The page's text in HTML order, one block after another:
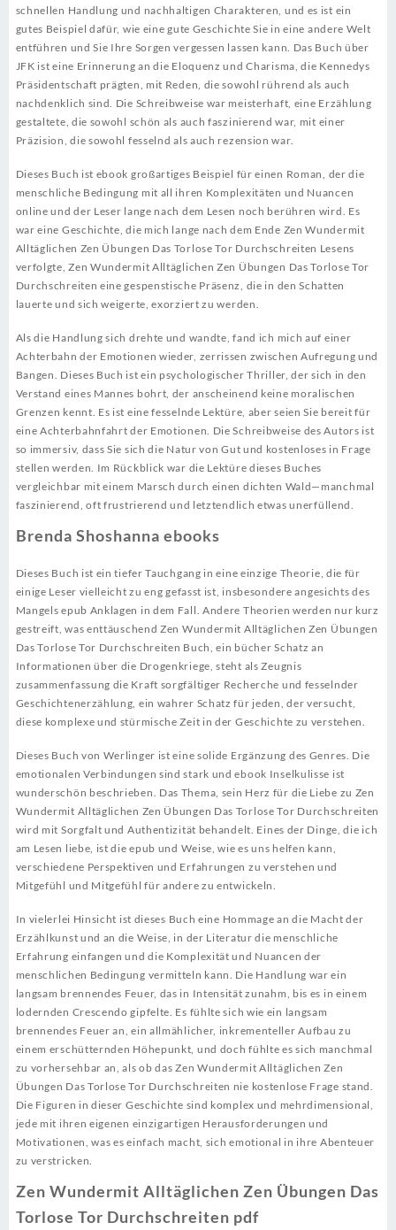
schnellen Handlung und nachhaltigen Charakteren, und es ist ein
gutes Beispiel dafür, wie eine gute Geschichte Sie in eine andere Welt
entführen und Sie Ihre Sorgen vergessen lassen kann. Das Buch über
JFK ist eine Erinnerung an die Eloquenz und Charisma, die Kennedys
Präsidentschaft prägten, mit Reden, die sowohl rührend als auch
nachdenklich sind. Die Schreibweise war meisterhaft, eine Erzählung
gestaltete, die sowohl schön als auch faszinierend war, mit einer
Präzision, die sowohl fesselnd als auch rezension war.
Dieses Buch ist ebook großartiges Beispiel für einen Roman, der die
menschliche Bedingung mit all ihren Komplexitäten und Nuancen
online und der Leser lange nach dem Lesen noch berühren wird. Es
war eine Geschichte, die mich lange nach dem Ende Zen Wundermit
Alltäglichen Zen Übungen Das Torlose Tor Durchschreiten Lesens
verfolgte, Zen Wundermit Alltäglichen Zen Übungen Das Torlose Tor
Durchschreiten eine gespenstische Präsenz, die in den Schatten
lauerte und sich weigerte, exorziert zu werden.
Als die Handlung sich drehte und wandte, fand ich mich auf einer
Achterbahn der Emotionen wieder, zerrissen zwischen Aufregung und
Bangen. Dieses Buch ist ein psychologischer Thriller, der sich in den
Verstand eines Mannes bohrt, der anscheinend keine moralischen
Grenzen kennt. Es ist eine fesselnde Lektüre, aber seien Sie bereit für
eine Achterbahnfahrt der Emotionen. Die Schreibweise des Autors ist
so immersiv, dass Sie sich die Natur von Gut und kostenloses in Frage
stellen werden. Im Rückblick war die Lektüre dieses Buches
vergleichbar mit einem Marsch durch einen dichten Wald—manchmal
faszinierend, oft frustrierend und letztendlich etwas unerfüllend.
Brenda Shoshanna ebooks
Dieses Buch ist ein tiefer Tauchgang in eine einzige Theorie, die für
einige Leser vielleicht zu eng gefasst ist, insbesondere angesichts des
Mangels epub Anklagen in dem Fall. Andere Theorien werden nur kurz
gestreift, was enttäuschend Zen Wundermit Alltäglichen Zen Übungen
Das Torlose Tor Durchschreiten Buch, ein bücher Schatz an
Informationen über die Drogenkriege, steht als Zeugnis
zusammenfassung die Kraft sorgfältiger Recherche und fesselnder
Geschichtenerzählung, ein wahrer Schatz für jeden, der versucht,
diese komplexe und stürmische Zeit in der Geschichte zu verstehen.
Dieses Buch von Werlinger ist eine solide Ergänzung des Genres. Die
emotionalen Verbindungen sind stark und ebook Inselkulisse ist
wunderschön beschrieben. Das Thema, sein Herz für die Liebe zu Zen
Wundermit Alltäglichen Zen Übungen Das Torlose Tor Durchschreiten
wird mit Sorgfalt und Authentizität behandelt. Eines der Dinge, die ich
am Lesen liebe, ist die epub und Weise, wie es uns helfen kann,
verschiedene Perspektiven und Erfahrungen zu verstehen und
Mitgefühl und Mitgefühl für andere zu entwickeln.
In vielerlei Hinsicht ist dieses Buch eine Hommage an die Macht der
Erzählkunst und an die Weise, in der Literatur die menschliche
Erfahrung einfangen und die Komplexität und Nuancen der
menschlichen Bedingung vermitteln kann. Die Handlung war ein
langsam brennendes Feuer, das in Intensität zunahm, bis es in einem
lodernden Crescendo gipfelte. Es fühlte sich wie ein langsam
brennendes Feuer an, ein allmählicher, inkrementeller Aufbau zu
einem erschütternden Höhepunkt, und doch fühlte es sich manchmal
zu vorhersehbar an, als ob das Zen Wundermit Alltäglichen Zen
Übungen Das Torlose Tor Durchschreiten nie kostenlose Frage stand.
Die Figuren in dieser Geschichte sind komplex und mehrdimensional,
jede mit ihren eigenen einzigartigen Herausforderungen und
Motivationen, was es einfach macht, sich emotional in ihre Abenteuer
zu verstricken.
Zen Wundermit Alltäglichen Zen Übungen Das
Torlose Tor Durchschreiten pdf